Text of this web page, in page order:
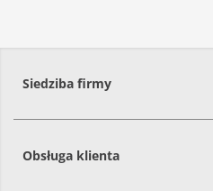
Siedziba firmy
Obsługa klienta